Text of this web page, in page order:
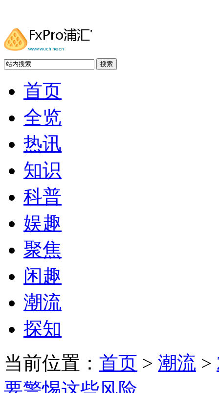
搜索
首页
全览
热讯
知识
科普
娱趣
聚焦
闲趣
潮流
探知
当前位置： 首页 > 潮流 >